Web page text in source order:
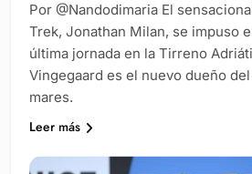
Por @Nandodimaria El
Trek, Jonathan Milan, se impuso
última jornada en la Tirreno
Vingegaard es el nuevo dueño
mares.
Leer más